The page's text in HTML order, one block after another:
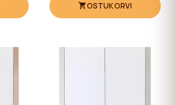
OSTUKORVI